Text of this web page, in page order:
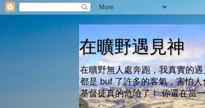
在曠野遇見神
在曠野無人處奔跑，我真實的
都是 buf 了許多的客氣，害怕
基督徒真的危險了！ 你還在當